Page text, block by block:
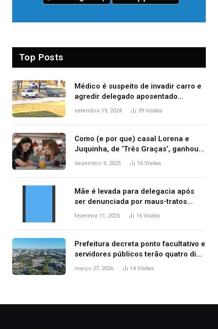
Top Posts
Médico é suspeito de invadir carro e
agredir delegado aposentado
durante confusão no trânsito
setembro 19, 2024 39 Visitas
Como (e por que) casal Lorena e
Juquinha, de ‘Três Graças’, ganhou
repercussão internacional
dezembro 9, 2025 16 Visitas
Mãe é levada para delegacia após
ser denunciada por maus-tratos
contra dois filhos, diz polícia
fevereiro 11, 2025 16 Visitas
Prefeitura decreta ponto facultativo e
servidores públicos terão quatro dias
de folga na Semana Santa
março 27, 2026 14 Visitas